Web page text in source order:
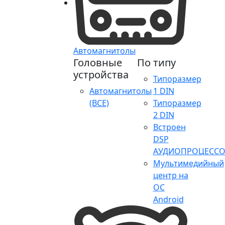
Автомагнитолы
Головные
устройства
Автомагнитолы
(ВСЕ)
По типу
Типоразмер
1 DIN
Типоразмер
2 DIN
Встроен
DSP
Мультимедийный
центр на
ОС
Android